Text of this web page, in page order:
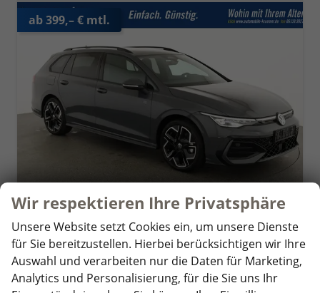
ab 399,– € mtl.
Volkswagen Golf Variant
2.0 TSI 150 kW 4Motion R-Line VIII DSG 4M R-LINE, AHK, easyOpen, LED-Plus, 18-Zoll, 3 J.-Garantie
unverbindliche Lieferzeit:5 Wochen Fahrzeug mit Tageszulassung
Wir respektieren Ihre Privatsphäre
Unsere Website setzt Cookies ein, um unsere Dienste
für Sie bereitzustellen. Hierbei berücksichtigen wir Ihre
Auswahl und verarbeiten nur die Daten für Marketing,
Analytics und Personalisierung, für die Sie uns Ihr